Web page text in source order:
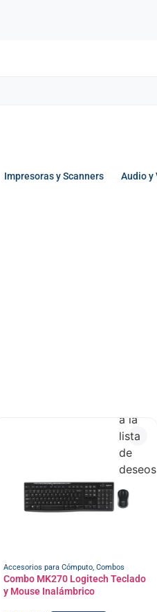
Impresoras y Scanners Audio y
Accesorios para Cómputo, Combos
Combo MK270 Logitech Teclado
y Mouse Inalámbrico
a la
lista
de
deseos